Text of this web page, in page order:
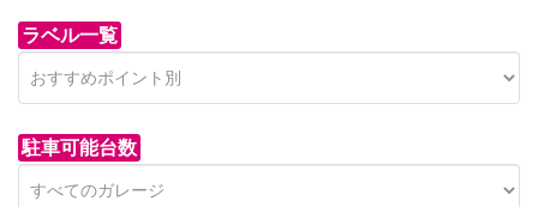
ラベル一覧
駐車可能台数